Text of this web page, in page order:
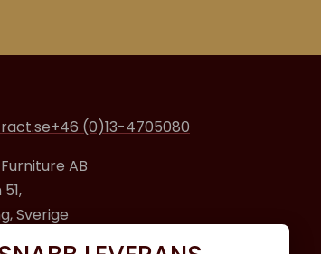
+46 (0)13-4705080
AB
Sverige